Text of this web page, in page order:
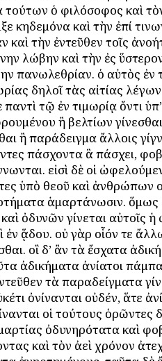
τούτων ὁ φιλόσοφος καὶ
κηδεμόνα καὶ τὴν ἐπί
καὶ τὴν ἐντεῦθεν τοῖς
λώβην καὶ τὴν ἐς
πανωλεθρίαν. ὁ αὐτὸς
δηλοῖ τὰς αἰτίας
παντὶ τῷ ἐν τιμωρίᾳ ὄντι
ἢ βελτίων
ἢ παράδειγμα ἄλλοις
πάσχοντα ἃ πάσχει,
εἰσὶ δὲ οἱ
ὑπὸ θεοῦ καὶ ἀνθρώπων
ἁμαρτάνωσιν. ὅμως
ὀδυνῶν γίνεται αὐτοῖς
ἐν ᾅδου. οὐ γὰρ οἷόν τε
οἳ δ’ ἂν τὰ ἔσχατα
ἀδικήματα ἀνίατοι
τὰ παραδείγματα
ὀνίνανται οὐδέν, ἅτε
οἱ τούτους ὁρῶντες
ὀδυνηρότατα καὶ
καὶ τὸν ἀεὶ χρόνον